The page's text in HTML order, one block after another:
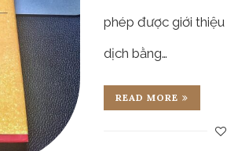
phép được giới
dịch bằng…
READ MORE